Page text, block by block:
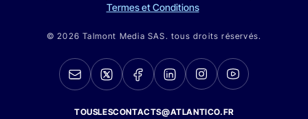
Termes et Conditions
© 2026 Talmont Media SAS. tous droits réservés.
TOUSLESCONTACTS@ATLANTICO.FR